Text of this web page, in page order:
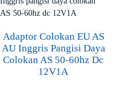
Adaptor Colokan EU AS
AU Inggris Pangisi Daya
Colokan AS 50-60hz Dc
12V1A